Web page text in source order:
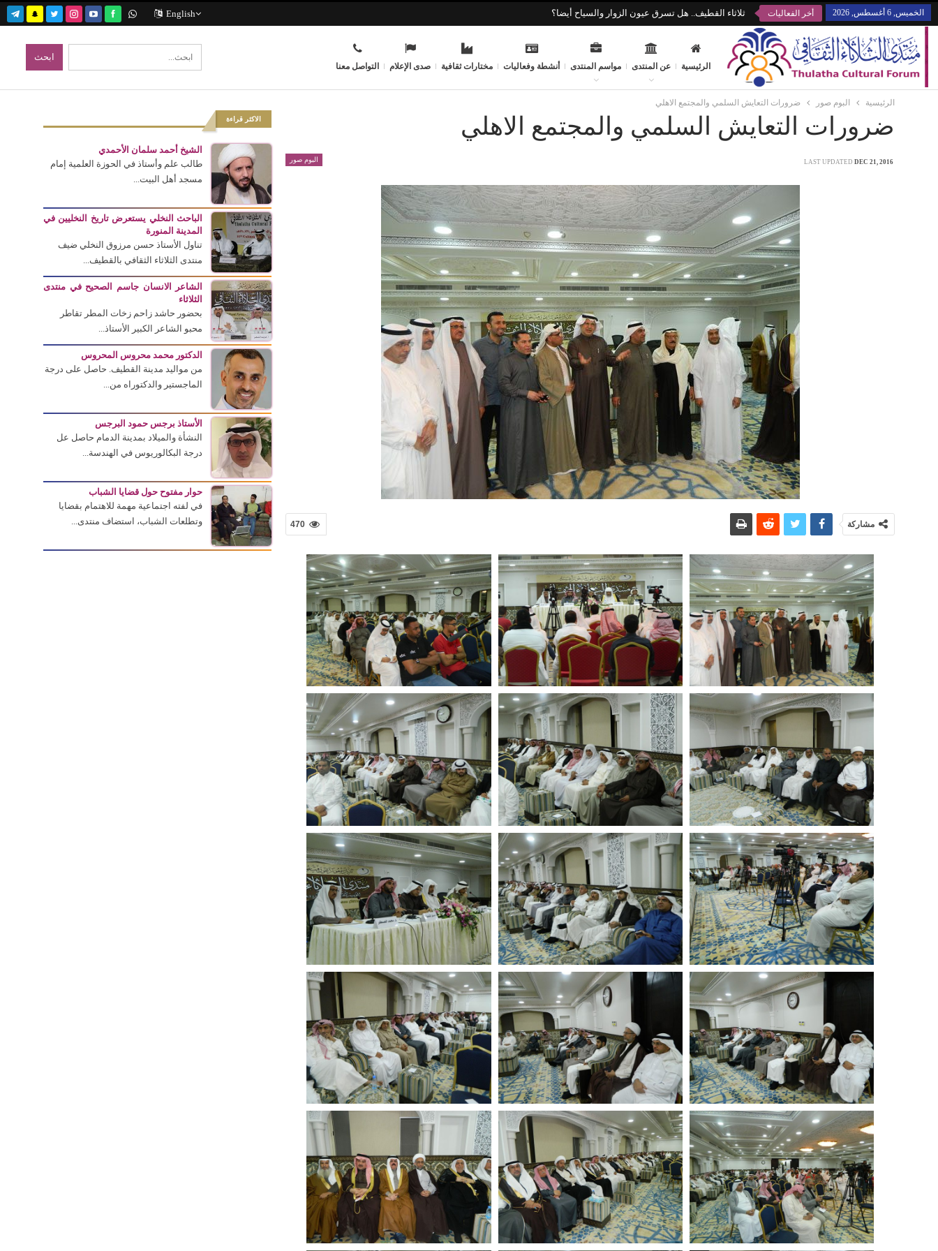
English الخميس, 6 أغسطس, 2026 أخر الفعاليات ثلاثاء القطيف.. هل تسرق عيون الزوار والسياح أيضا؟
الرئيسية عن المنتدى مواسم المنتدى أنشطة وفعاليات مختارات ثقافية صدى الإعلام التواصل معنا
الرئيسية البوم صور ضرورات التعايش السلمي والمجتمع الاهلي
ضرورات التعايش السلمي والمجتمع الاهلي
البوم صور LAST UPDATED DEC 21, 2016
470 مشاركة
الاكثر قراءة
الشيخ أحمد سلمان الأحمدي
طالب علم وأستاذ في الحوزة العلمية إمام
مسجد أهل البيت...
الباحث النخلي يستعرض تاريخ النخليين في
المدينة المنورة
تناول الأستاذ حسن مرزوق النخلي ضيف
منتدى الثلاثاء الثقافي بالقطيف...
الشاعر الانسان جاسم الصحيح في منتدى
الثلاثاء
بحضور حاشد زاحم زخات المطر تقاطر
محبو الشاعر الكبير الأستاذ...
الدكتور محمد محروس المحروس
من مواليد مدينة القطيف. حاصل على درجة
الماجستير والدكتوراه من...
الأستاذ برجس حمود البرجس
النشأة والميلاد بمدينة الدمام حاصل عل
درجة البكالوريوس في الهندسة...
حوار مفتوح حول قضايا الشباب
في لفته اجتماعية مهمة للاهتمام بقضايا
وتطلعات الشباب، استضاف منتدى...